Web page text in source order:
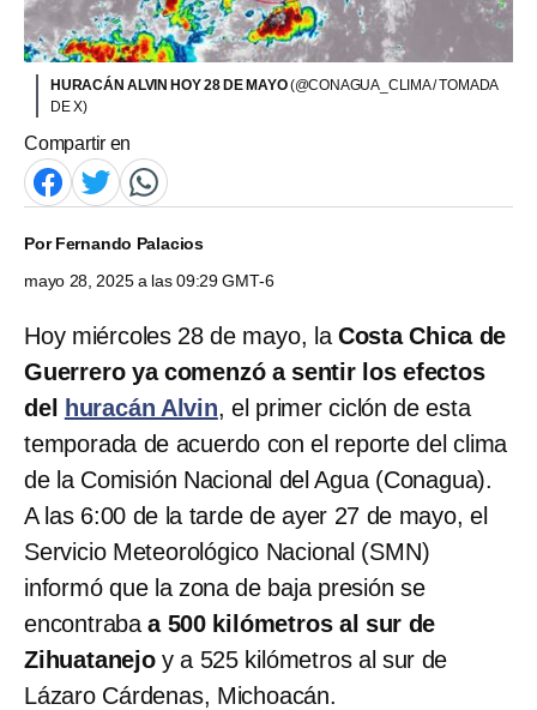
HURACÁN ALVIN HOY 28 DE MAYO(@CONAGUA_CLIMA / TOMADA
DE X)
Compartir en
PorFernando Palacios
mayo 28, 2025 a las 09:29 GMT-6
Hoy miércoles 28 de mayo, la Costa Chica de
Guerrero ya comenzó a sentir los efectos
del
huracán Alvin, el primer ciclón de esta
temporada de acuerdo con el reporte del clima
de la Comisión Nacional del Agua (Conagua).
A las 6:00 de la tarde de ayer 27 de mayo, el
Servicio Meteorológico Nacional (SMN)
informó que la zona de baja presión se
encontrabaa 500 kilómetros al sur de
Zihuatanejoy a 525 kilómetros al sur de
Lázaro Cárdenas, Michoacán.